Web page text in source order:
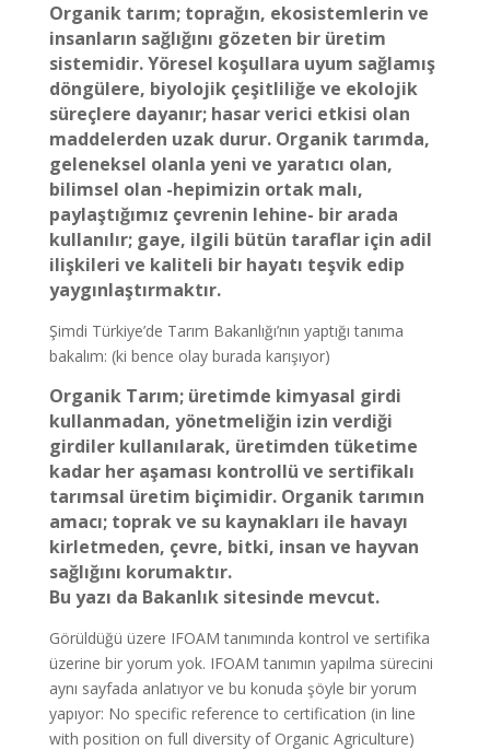
Organik tarım; toprağın, ekosistemlerin ve
insanların sağlığını gözeten bir üretim
sistemidir. Yöresel koşullara uyum sağlamış
döngülere, biyolojik çeşitliliğe ve ekolojik
süreçlere dayanır; hasar verici etkisi olan
maddelerden uzak durur. Organik tarımda,
geleneksel olanla yeni ve yaratıcı olan,
bilimsel olan -hepimizin ortak malı,
paylaştığımız çevrenin lehine- bir arada
kullanılır; gaye, ilgili bütün taraflar için adil
ilişkileri ve kaliteli bir hayatı teşvik edip
yaygınlaştırmaktır.
Şimdi Türkiye’de Tarım Bakanlığı’nın yaptığı tanıma
bakalım: (ki bence olay burada karışıyor)
Organik Tarım; üretimde kimyasal girdi
kullanmadan, yönetmeliğin izin verdiği
girdiler kullanılarak, üretimden tüketime
kadar her aşaması kontrollü ve sertifikalı
tarımsal üretim biçimidir. Organik tarımın
amacı; toprak ve su kaynakları ile havayı
kirletmeden, çevre, bitki, insan ve hayvan
sağlığını korumaktır.
Bu yazı da Bakanlık sitesinde mevcut.
Görüldüğü üzere IFOAM tanımında kontrol ve sertifika
üzerine bir yorum yok. IFOAM tanımın yapılma sürecini
aynı sayfada anlatıyor ve bu konuda şöyle bir yorum
yapıyor: No specific reference to certification (in line
with position on full diversity of Organic Agriculture)